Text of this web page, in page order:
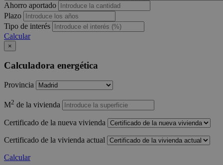
Ahorro aportado
Plazo
Tipo de interés
Calcular
×
Calculadora energética
Provincia
M2 de la vivienda
Certificado de la nueva vivienda
Certificado de la vivienda actual
Calcular